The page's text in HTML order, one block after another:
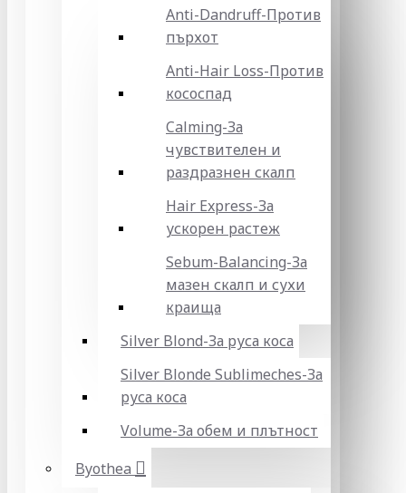
Anti-Dandruff-Против
пърхот
Anti-Hair Loss-Против
кососпад
Calming-За
чувствителен и
раздразнен скалп
Hair Express-За
ускорен растеж
Sebum-Balancing-За
мазен скалп и сухи
краища
Silver Blond-За руса коса
Silver Blonde Sublіmeches-За
руса коса
Volume-За обем и плътност
Byothea